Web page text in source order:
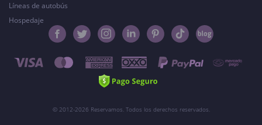
Líneas de autobús
Hospedaje
© 2012-2026 Reservamos. Todos los derechos reservados.